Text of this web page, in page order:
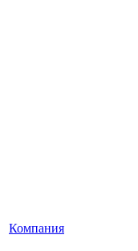
Компания